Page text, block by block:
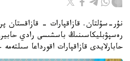
نۇر-سۇلتان. قازاقپارات - قازاقستان
رەسپۋبليكاسىنىڭ باسشىسى رادي
حابارلايدى قازاقپارات اقورداعا